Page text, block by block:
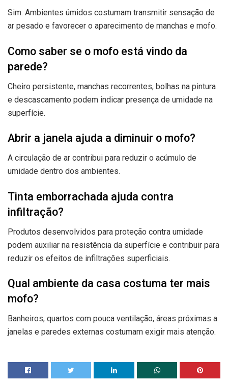
Sim. Ambientes úmidos costumam transmitir sensação de
ar pesado e favorecer o aparecimento de manchas e mofo.
Como saber se o mofo está vindo da
parede?
Cheiro persistente, manchas recorrentes, bolhas na pintura
e descascamento podem indicar presença de umidade na
superfície.
Abrir a janela ajuda a diminuir o mofo?
A circulação de ar contribui para reduzir o acúmulo de
umidade dentro dos ambientes.
Tinta emborrachada ajuda contra
infiltração?
Produtos desenvolvidos para proteção contra umidade
podem auxiliar na resistência da superfície e contribuir para
reduzir os efeitos de infiltrações superficiais.
Qual ambiente da casa costuma ter mais
mofo?
Banheiros, quartos com pouca ventilação, áreas próximas a
janelas e paredes externas costumam exigir mais atenção.